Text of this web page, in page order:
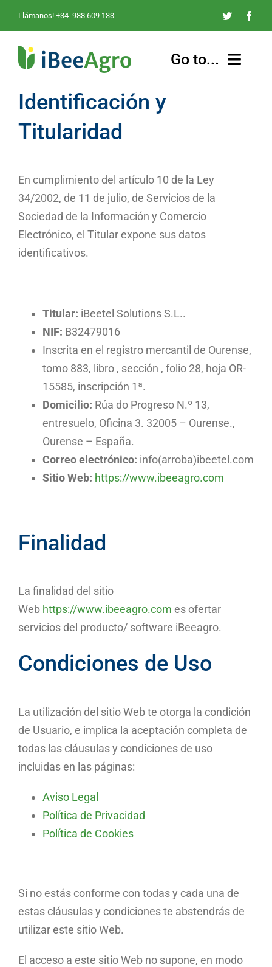
contenido
Llámanos! +34 988 609 133
Go to...
INICIO
BENEFICIOS
¿QUÉ ES?
CARACTERÍSTICAS
FUNCIONES
CONTACTO
Identificación y
Titularidad
En cumplimiento del artículo 10 de la Ley
34/2002, de 11 de julio, de Servicios de la
Sociedad de la Información y Comercio
Electrónico, el Titular expone sus datos
identificativos.
Titular: iBeetel Solutions S.L..
NIF: B32479016
Inscrita en el registro mercantil de Ourense,
tomo 883, libro , sección , folio 28, hoja OR-
15585, inscripción 1ª.
Domicilio: Rúa do Progreso N.º 13,
entresuelo, Oficina 3. 32005 – Ourense.,
Ourense – España.
Correo electrónico: info(arroba)ibeetel.com
Sitio Web: https://www.ibeeagro.com
Finalidad
La finalidad del sitio
Web https://www.ibeeagro.com es ofertar
servicios del producto/ software iBeeagro.
Condiciones de Uso
La utilización del sitio Web te otorga la condición
de Usuario, e implica la aceptación completa de
todas las cláusulas y condiciones de uso
incluidas en las páginas:
Aviso Legal
Política de Privacidad
Política de Cookies
Si no estás conforme con todas y cada una de
estas cláusulas y condiciones te abstendrás de
utilizar este sitio Web.
El acceso a este sitio Web no supone, en modo